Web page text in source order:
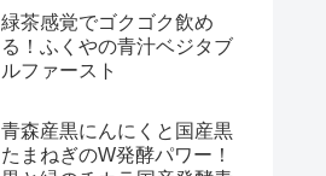
緑茶感覚でゴクゴク飲め
る！ふくやの青汁ベジタブ
ルファースト
青森産黒にんにくと国産黒
たまねぎのW発酵パワー！